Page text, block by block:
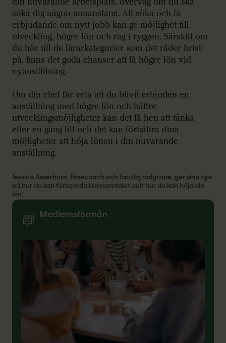
söka dig någon annanstans. Att söka och få
erbjudande om nytt jobb kan ge möjlighet till
utveckling, högre lön och råg i ryggen. Särskilt om
du hör till de lärarkategorier som det råder brist
på, finns det goda chanser att få högre lön vid
nyanställning.
Om din chef får veta att du blivit erbjuden en
anställning med högre lön och bättre
utvecklingsmöjligheter kan det få hen att tänka
efter en gång till och det kan förbättra dina
möjligheter att höja lönen i din nuvarande
anställning.
Jessica Asserhorn, lönecoach och facklig rådgivare, ger sina tips
på hur du kan förbereda lönesamtalet och hur du kan höja din
lön.
Medlemsförmån